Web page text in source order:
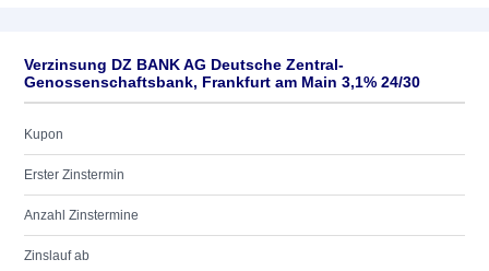
Verzinsung DZ BANK AG Deutsche Zentral-
Genossenschaftsbank, Frankfurt am Main 3,1% 24/30
Kupon
Erster Zinstermin
Anzahl Zinstermine
Zinslauf ab